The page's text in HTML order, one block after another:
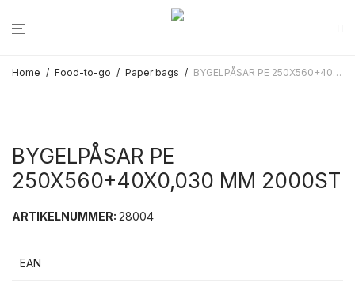
Home / Food-to-go / Paper bags / BYGELPÅSAR PE 250X560+40X0,030 MM 2000ST
BYGELPÅSAR PE
250X560+40X0,030 MM 2000ST
ARTIKELNUMMER: 28004
EAN